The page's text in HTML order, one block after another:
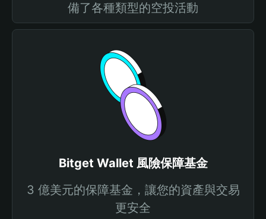
備了各種類型的空投活動
Bitget Wallet 風險保障基金
3 億美元的保障基金，讓您的資產與交易
更安全